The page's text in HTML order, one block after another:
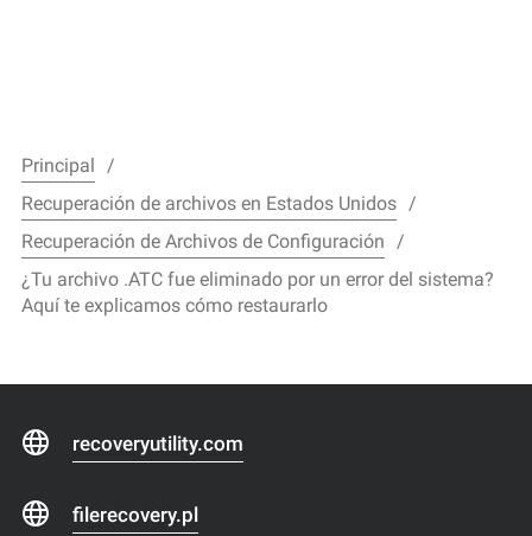
Principal
Recuperación de archivos en Estados Unidos
Recuperación de Archivos de Configuración
¿Tu archivo .ATC fue eliminado por un error del sistema?
Aquí te explicamos cómo restaurarlo
recoveryutility.com
filerecovery.pl